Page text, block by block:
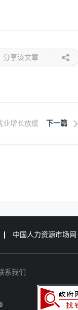
分享该文章
下一篇
业增长放缓
中国人力资源市场网
系我们